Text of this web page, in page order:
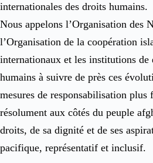
internationales des droits humains.
Nous appelons l’Organisation des
l’Organisation de la coopération
internationaux et les institutions de
humains à suivre de près ces
mesures de responsabilisation plus
résolument aux côtés du peuple
droits, de sa dignité et de ses
pacifique, représentatif et inclusif.